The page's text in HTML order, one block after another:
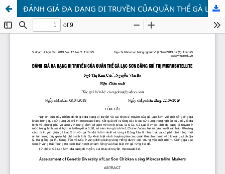
ĐÁNH GIÁ ĐA DẠNG DI TRUYỀN CỦAQUẦN THỂ GÀ LẠC SƠN BẰNG CHỈ THỊ MICROSATELLITE